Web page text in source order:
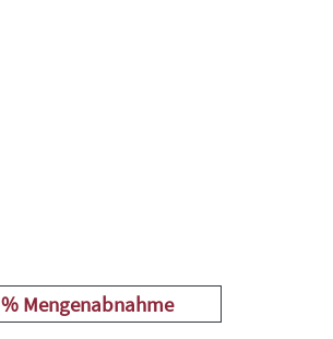
% Mengenabnahme